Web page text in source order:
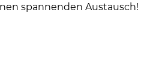
spannenden Austausch!